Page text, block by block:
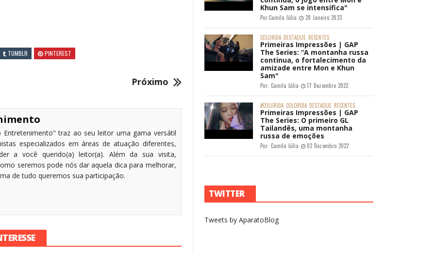
TUMBLR PINTEREST
Próximo
traz ao seu leitor uma gama versátil
especializados em áreas de atuação diferentes,
a você querido(a) leitor(a). Além da sua visita,
seremos pode nós dar aquela dica para melhorar,
de tudo queremos sua participação.
Khun Sam se intensifica"
Por:Camila Júlia 28 Janeiro 2023
COLORIDA DESTAQUE RECENTES
Primeiras Impressões | GAP
The Series: “A montanha russa
continua, o fortalecimento da
amizade entre Mon e Khun
Sam"
Por: Camila Júlia 17 Dezembro 2022
#COLORIDA COLORIDA DESTAQUE RECENTES
Primeiras Impressões | GAP
The Series: O primeiro GL
Tailandês, uma montanha
russa de emoções
Por: Camila Júlia 02 Dezembro 2022
TWITTER
Tweets by AparatoBlog